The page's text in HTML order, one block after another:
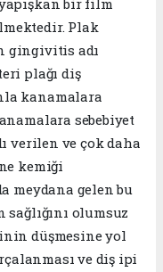
bir film
Plak
gingivitis adı
plağı diş
kanamalara
sebebiyet
verilen ve çok daha
kemiği
meydana gelen bu
olumsuz
düşmesine yol
ve diş ipi